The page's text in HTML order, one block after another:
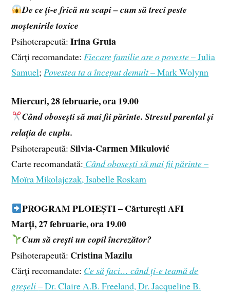
De ce ți-e frică nu scapi – cum să treci peste
moștenirile toxice
Psihoterapeută:Irina Gruia
Cărți recomandate: Fiecare familie are o poveste– Julia
Samuel; Povestea ta a început demult– Mark Wolynn
Miercuri, 28 februarie, ora 19.00
Când obosești să mai fii părinte. Stresul parental și
relația de cuplu.
Psihoterapeută:Silvia-Carmen Mikulović
Carte recomandată: Când obosești să mai fii părinte–
Moïra Mikolajczak, Isabelle Roskam
PROGRAM PLOIEȘTI – Cărturești AFI
Marți, 27 februarie, ora 19.00
Cum să crești un copil încrezător?
Psihoterapeută: Cristina Mazilu
Cărți recomandate: Ce să faci… când ți-e teamă de
greșeli– Dr. Claire A.B. Freeland, Dr. Jacqueline B.